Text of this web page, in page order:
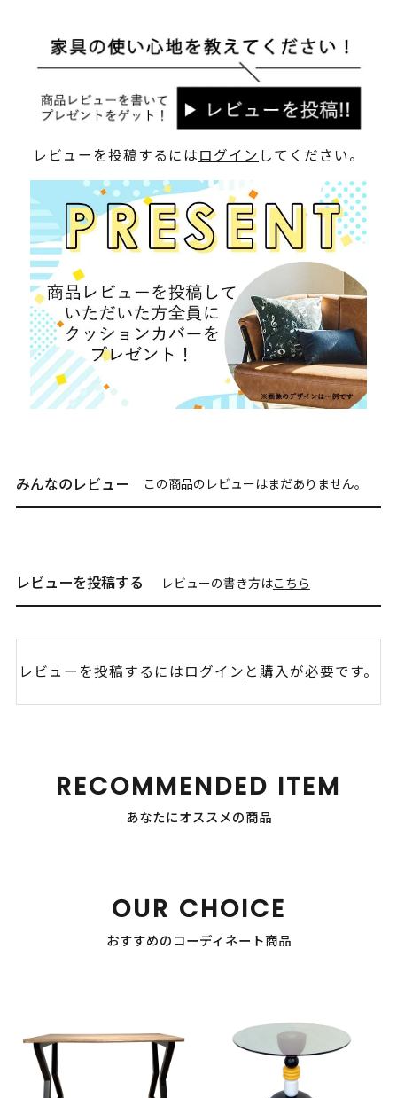
レビューを投稿するにはログイン してください。
みんなのレビュー この商品のレビューはまだありません。
レビューを投稿する レビューの書き方はこちら
レビューを投稿するにはログイン と購入が必要です。
RECOMMENDED ITEM
あなたにオススメの商品
OUR CHOICE
おすすめのコーディネート商品